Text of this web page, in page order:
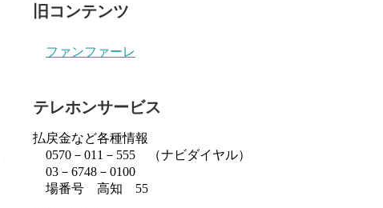
旧コンテンツ
ファンファーレ
テレホンサービス
払戻金など各種情報
0570－011－555 （ナビダイヤル）
03－6748－0100
場番号 高知 55